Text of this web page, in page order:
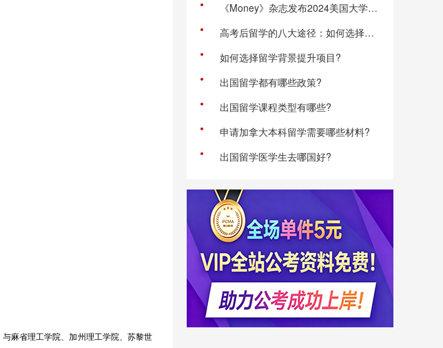
麻省理工学院、加州理工学院、苏黎世
《Money》杂志发布2024美国大学性价比排名，54所大学上榜！
高考后留学的八大途径：如何选择最适合你的未来规划?
如何选择留学背景提升项目?
出国留学都有哪些政策?
出国留学课程类型有哪些?
申请加拿大本科留学需要哪些材料?
出国留学医学生去哪国好?